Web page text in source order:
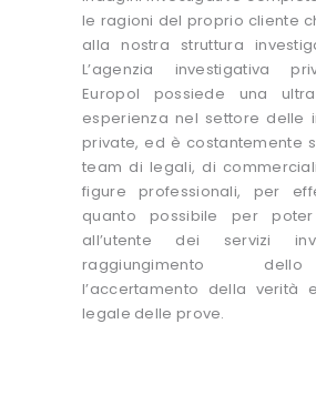
le ragioni del proprio cliente
alla nostra struttura
L’agenzia investigativa
Europol possiede una
esperienza nel settore delle
private, ed è costantemente
team di legali, di
figure professionali, per
quanto possibile per
all’utente dei servizi
raggiungimento
l’accertamento della verità
legale delle prove.